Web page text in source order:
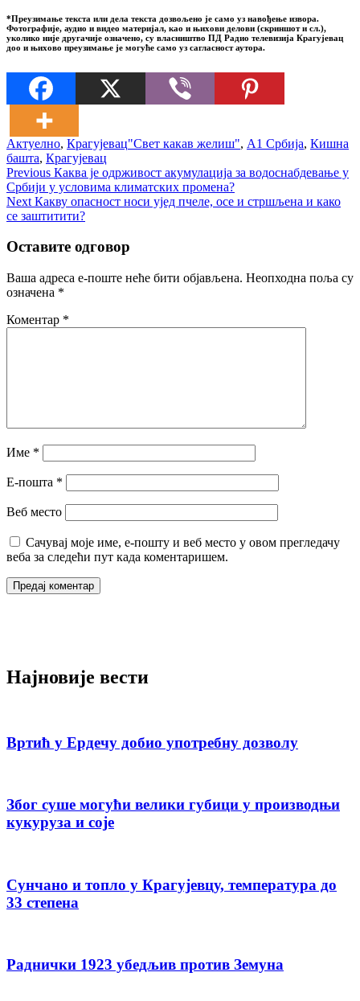
*Преузимање текста или дела текста дозвољено је само уз навођење извора.
Фотографије, аудио и видео материјал, као и њихови делови (скриншот и сл.),
уколико није другачије означено, су власништво ПД Радио телевизија Крагујевац
доо и њихово преузимање је могуће само уз сагласност аутора.
Актуелно, Крагујевац"Свет какав желиш", А1 Србија, Кишна
башта, Крагујевац
Кретање
чланка
Previous Previous
post:
Каква је одрживост акумулација за водоснабдевање у
Србији у условима климатских промена?
Next Next
post:
Какву опасност носи ујед пчеле, осе и стршљена и како
се заштитити?
Оставите одговор
Ваша адреса е-поште неће бити објављена. Неопходна поља су
означена *
Коментар *
Име *
Е-пошта *
Веб место
Сачувај моје име, е-пошту и веб место у овом прегледачу
веба за следећи пут када коментаришем.
Најновије вести
Вртић у Ердечу добио употребну дозволу
Због суше могући велики губици у производњи
кукуруза и соје
Сунчано и топло у Крагујевцу, температура до
33 степена
Раднички 1923 убедљив против Земуна